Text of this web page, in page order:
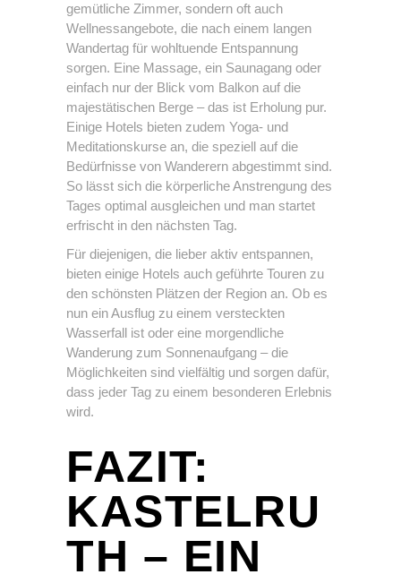
gemütliche Zimmer, sondern oft auch
Wellnessangebote, die nach einem langen
Wandertag für wohltuende Entspannung
sorgen. Eine Massage, ein Saunagang oder
einfach nur der Blick vom Balkon auf die
majestätischen Berge – das ist Erholung pur.
Einige Hotels bieten zudem Yoga- und
Meditationskurse an, die speziell auf die
Bedürfnisse von Wanderern abgestimmt sind.
So lässt sich die körperliche Anstrengung des
Tages optimal ausgleichen und man startet
erfrischt in den nächsten Tag.
Für diejenigen, die lieber aktiv entspannen,
bieten einige Hotels auch geführte Touren zu
den schönsten Plätzen der Region an. Ob es
nun ein Ausflug zu einem versteckten
Wasserfall ist oder eine morgendliche
Wanderung zum Sonnenaufgang – die
Möglichkeiten sind vielfältig und sorgen dafür,
dass jeder Tag zu einem besonderen Erlebnis
wird.
FAZIT:
KASTELRU
TH – EIN